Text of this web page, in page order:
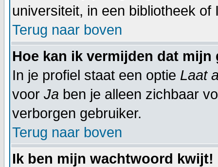
universiteit, in een bibliotheek of
Terug naar boven
Hoe kan ik vermijden dat
In je profiel staat een optie Laat
voor Ja ben je alleen zichbaar
verborgen gebruiker.
Terug naar boven
Ik ben mijn wachtwoord kwijt!